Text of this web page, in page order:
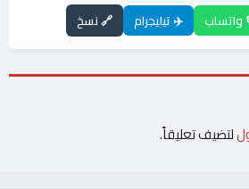
واتساب ✈️ تيليجرام 🔗 نسخ
لتضيف تعليقاً.